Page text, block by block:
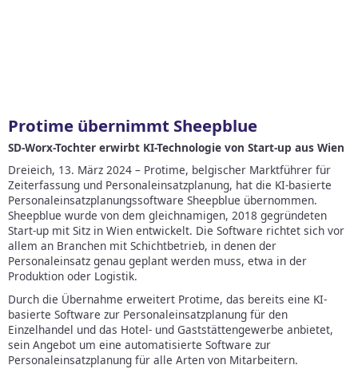
Protime übernimmt Sheepblue
SD-Worx-Tochter erwirbt KI-Technologie von Start-up aus Wien
Dreieich, 13. März 2024 – Protime, belgischer Marktführer für
Zeiterfassung und Personaleinsatzplanung, hat die KI-basierte
Personaleinsatzplanungssoftware Sheepblue übernommen.
Sheepblue wurde von dem gleichnamigen, 2018 gegründeten
Start-up mit Sitz in Wien entwickelt. Die Software richtet sich vor
allem an Branchen mit Schichtbetrieb, in denen der
Personaleinsatz genau geplant werden muss, etwa in der
Produktion oder Logistik.
Durch die Übernahme erweitert Protime, das bereits eine KI-
basierte Software zur Personaleinsatzplanung für den
Einzelhandel und das Hotel- und Gaststättengewerbe anbietet,
sein Angebot um eine automatisierte Software zur
Personaleinsatzplanung für alle Arten von Mitarbeitern.